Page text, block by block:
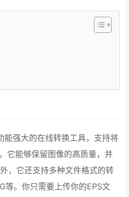
能强大的在线转换工具，支持将
它能够保留图像的高质量，并
，它还支持多种文件格式的转
等。你只需要上传你的EPS文